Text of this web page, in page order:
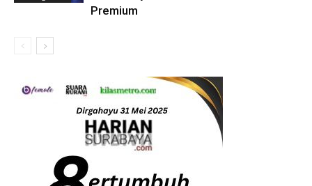
Premium